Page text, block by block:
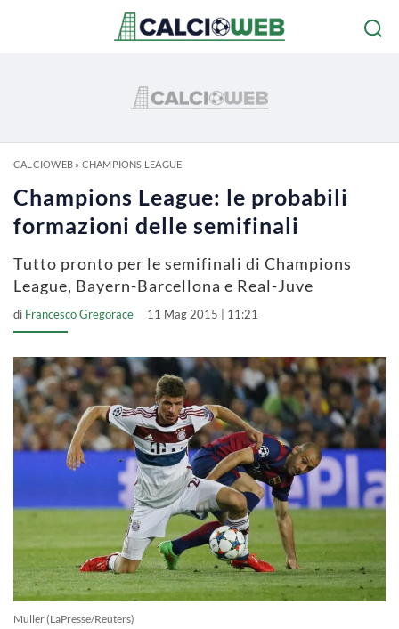
CALCIOWEB» CHAMPIONS LEAGUE
Champions League: le probabili
formazioni delle semifinali
Tutto pronto per le semifinali di Champions
League, Bayern-Barcellona e Real-Juve
di Francesco Gregorace 11 Mag 2015 | 11:21
Muller (LaPresse/Reuters)